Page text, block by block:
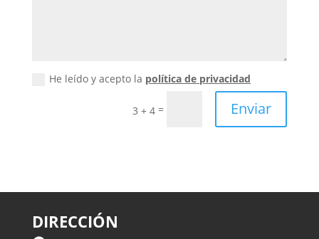
He leído y acepto la política de privacidad
3 + 4 = Enviar
DIRECCIÓN